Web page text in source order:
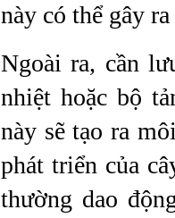
này có thể gây
Ngoài ra, cần
nhiệt hoặc bộ
này sẽ tạo ra
phát triển của
thường dao